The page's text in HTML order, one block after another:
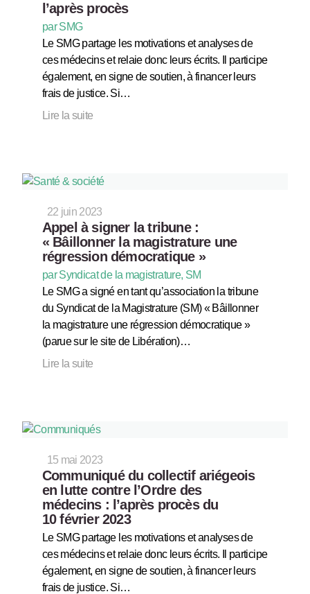
l’après procès
par SMG
Le SMG partage les motivations et analyses de
ces médecins et relaie donc leurs écrits. Il participe
également, en signe de soutien, à financer leurs
frais de justice. Si…
Lire la suite
22 juin 2023
Appel à signer la tribune :
« Bâillonner la magistrature une
régression démocratique »
par Syndicat de la magistrature, SM
Le SMG a signé en tant qu’association la tribune
du Syndicat de la Magistrature (SM) « Bâillonner
la magistrature une régression démocratique »
(parue sur le site de Libération)…
Lire la suite
15 mai 2023
Communiqué du collectif ariégeois
en lutte contre l’Ordre des
médecins : l’après procès du
10 février 2023
Le SMG partage les motivations et analyses de
ces médecins et relaie donc leurs écrits. Il participe
également, en signe de soutien, à financer leurs
frais de justice. Si…